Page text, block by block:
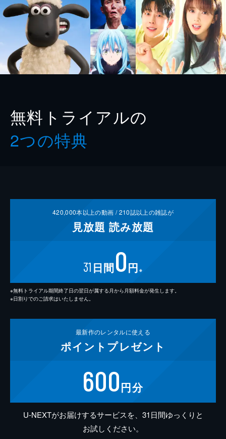
無料トライアルの
2つの特典
420,000本以上の動画 /210誌以上の雑誌が
見放題 読み放題
31 日間0円 ※
※無料トライアル期間終了日の翌日が属する月から月額料金が発生します。
※日割りでのご請求はいたしません。
最新作のレンタルに使える
ポイント プレゼント
600円分
U-NEXTがお届けするサービスを、31日間ゆっくりと
お試しください。